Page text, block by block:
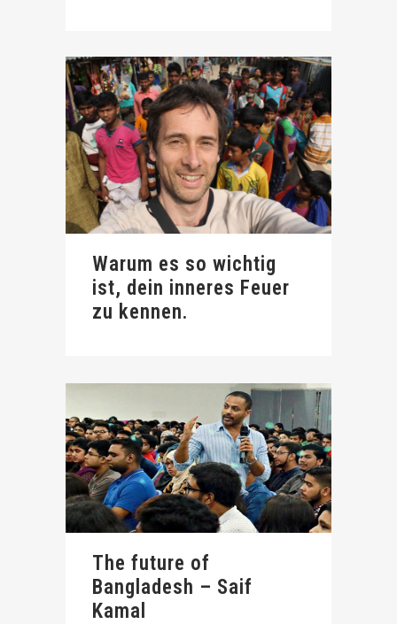
Warum es so wichtig
ist, dein inneres Feuer
zu kennen.
The future of
Bangladesh – Saif
Kamal